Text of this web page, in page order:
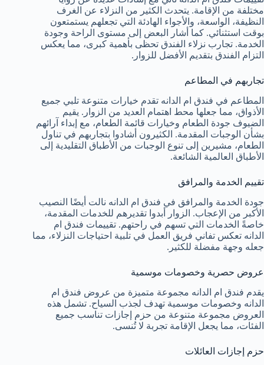
مختلفة من الإقامة. يتحدث الكثير من النزلاء عن الغرف
النظيفة، الواسعة، والأجواء الهادئة التي تجعلهم يستمتعون
بوقت استثنائي. كما أشار البعض إلى مستوى الراحة وجودة
الخدمة. تجارب نزلاء الفندق تحظى بأهمية كبرى، مما يعكس
التزام الفندق بتقديم الأفضل للزوار.
تجاربهم في المطاعم
المطاعم في فندق ام الدانه تقدم خيارات متنوعة تلبي جميع
الأذواق، مما جعلها محط اهتمام العديد من الزوار. يقيم
الضيوف جودة الطعام وخيارات قائمة الطعام، مع إبداء آرائهم
بشأن الوجبات المقدمة. الكثيرون أشادوا بتجاربهم في تناول
الطعام، مشيرين إلى تنوع الوجبات من الأطباق التقليدية إلى
الأطباق العالمية الشائعة.
تقييم الخدمة والمرافق
جودة الخدمة والمرافق في فندق ام الدانه نالت أيضًا النصيب
الأكبر من الإعجاب. الزوار أبدوا تقديرهم للخدمات المقدمة،
خاصةً الخدمات التي تسهم في راحتهم. تقييمات فندق ام
الدانه تعكس تفاني فريق العمل في تلبية احتياجات النزلاء، مما
جعله وجهة مفضلة للكثير.
عروض حصرية وخصومات موسمية
يقدم فندق ام الدانه مجموعة متميزة من عروض فندق ام
الدانه وخصومات موسمية تهدف لجذب السياح. تشمل هذه
العروض مجموعة متنوعة من حزم إجازات تناسب جميع
الفئات، مما يجعل الإقامة تجربة لا تُنسى.
حزم إجازات العائلات